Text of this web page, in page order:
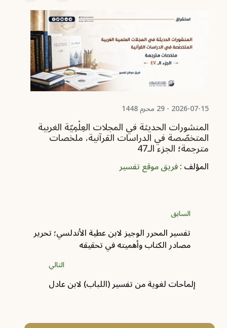
2026-07-15 - 29 محرم 1448
المنشورات الحديثة في المجلات العِلْمِيّة الغربية
المتخصّصة في الدراسات القرآنية، ملخصات
مترجمة؛ الجزء الـ47
المؤلف :فريق موقع تفسير
السابق
تفسير المحرر الوجيز لابن عطية الأندلسي؛ تحرير
مصادر الكتاب وأهميته في تحقيقه
التالي
إلماحات لغوية من تفسير (اللباب) لابن عادل